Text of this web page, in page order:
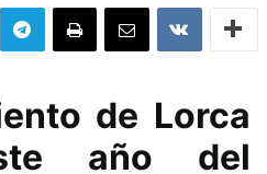
de Lorca
año del